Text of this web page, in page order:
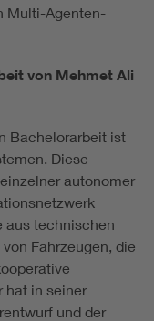
Multi-Agenten-
von Mehmet Ali
Bachelorarbeit ist
Diese
autonomer
aus technischen
Fahrzeugen, die
hat in seiner
und der